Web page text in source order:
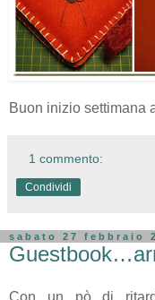
Buon inizio settimana
1 commento:
Condividi
sabato 27 febbraio
Con un pò di